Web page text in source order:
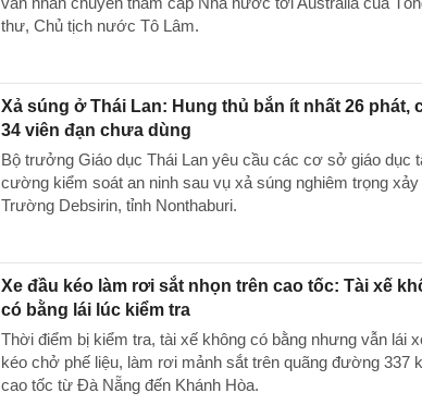
thư, Chủ tịch nước Tô Lâm.
Xả súng ở Thái Lan: Hung thủ bắn ít nhất 26 phát,
34 viên đạn chưa dùng
Bộ trưởng Giáo dục Thái Lan yêu cầu các cơ sở giáo dục
cường kiểm soát an ninh sau vụ xả súng nghiêm trọng xảy
Trường Debsirin, tỉnh Nonthaburi.
Xe đầu kéo làm rơi sắt nhọn trên cao tốc: Tài xế
có bằng lái lúc kiểm tra
Thời điểm bị kiểm tra, tài xế không có bằng nhưng vẫn lái
kéo chở phế liệu, làm rơi mảnh sắt trên quãng đường 337
cao tốc từ Đà Nẵng đến Khánh Hòa.